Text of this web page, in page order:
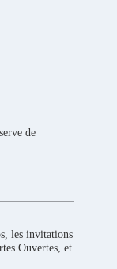
de
les invitations
Ouvertes, et